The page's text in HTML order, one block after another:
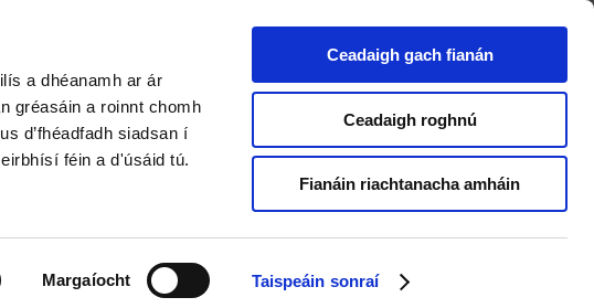
a dhéanamh ar ár
gréasáin a roinnt chomh
d’fhéadfadh siadsan í
féin a d'úsáid tú.
Margaíocht Taispeáin sonraí
Ceadaigh gach fianán
Ceadaigh roghnú
Fianáin riachtanacha amháin